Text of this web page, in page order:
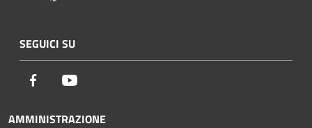
SEGUICI SU
Facebook
AMMINISTRAZIONE